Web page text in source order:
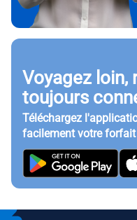
Voyagez loin,
toujours
Téléchargez
facilement votre forfait